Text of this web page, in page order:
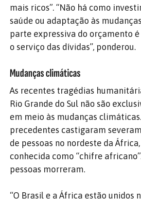
mais ricos”. “Não há como
saúde ou adaptação às
parte expressiva do orçamento
o serviço das dívidas”, ponderou.
Mudanças climáticas
As recentes tragédias
Rio Grande do Sul não são
em meio às mudanças
precedentes castigaram
de pessoas no nordeste da
conhecida como “chifre
pessoas morreram.
“O Brasil e a África estão unidos